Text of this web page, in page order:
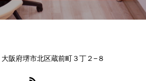
阪府堺市北区蔵前町３丁２−８